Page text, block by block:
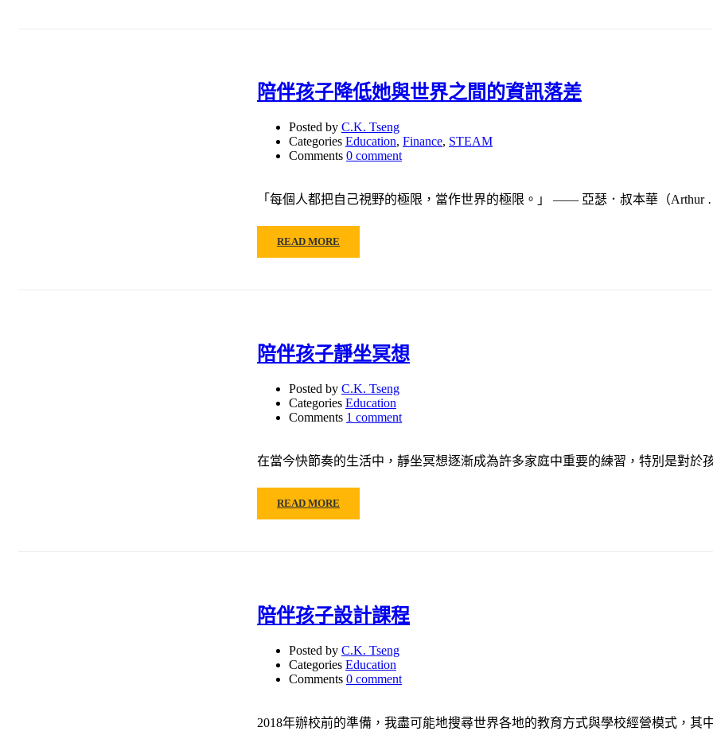
陪伴孩子降低她與世界之間的資訊落差
Posted by C.K. Tseng
Categories Education, Finance, STEAM
Comments 0 comment
「每個人都把自己視野的極限，當作世界的極限。」 —— 亞瑟．叔本華（Arthur
READ MORE
陪伴孩子靜坐冥想
Posted by C.K. Tseng
Categories Education
Comments 1 comment
在當今快節奏的生活中，靜坐冥想逐漸成為許多家庭中重要的練習，特別是對於
READ MORE
陪伴孩子設計課程
Posted by C.K. Tseng
Categories Education
Comments 0 comment
2018年辦校前的準備，我盡可能地搜尋世界各地的教育方式與學校經營模式，其